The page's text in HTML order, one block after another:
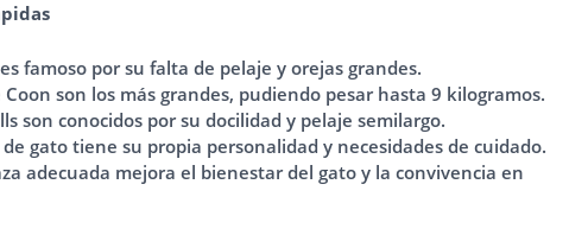
famoso por su falta de pelaje y orejas grandes.
Coon son los más grandes, pudiendo pesar hasta 9 kilogramos.
son conocidos por su docilidad y pelaje semilargo.
de gato tiene su propia personalidad y necesidades de cuidado.
adecuada mejora el bienestar del gato y la convivencia en